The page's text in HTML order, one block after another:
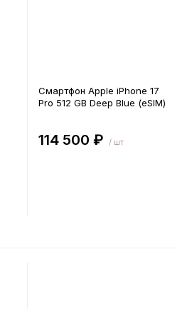
Смартфон Apple iPhone 17
Pro 512 GB Deep Blue (eSIM)
114 500 ₽ / шт